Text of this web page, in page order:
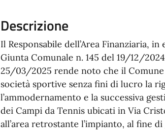
Descrizione
Il Responsabile dell’Area Finanziaria,
Giunta Comunale n. 145 del 19/12/
25/03/2025 rende noto che il Comune
società sportive senza fini di lucro la
l’ammodernamento e la successiva
dei Campi da Tennis ubicati in Via
all’area retrostante l’impianto, al fine